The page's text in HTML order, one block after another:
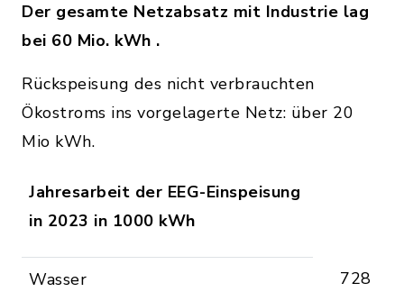
Der gesamte Netzabsatz mit Industrie lag
bei 60 Mio. kWh .
Rückspeisung des nicht verbrauchten
Ökostroms ins vorgelagerte Netz: über 20
Mio kWh.
Jahresarbeit der EEG-Einspeisung
in 2023 in 1000 kWh
Wasser 728